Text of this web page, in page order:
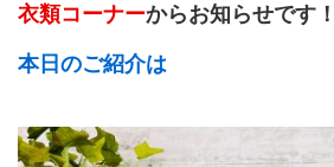
衣類コーナーからお知らせです！
本日のご紹介は